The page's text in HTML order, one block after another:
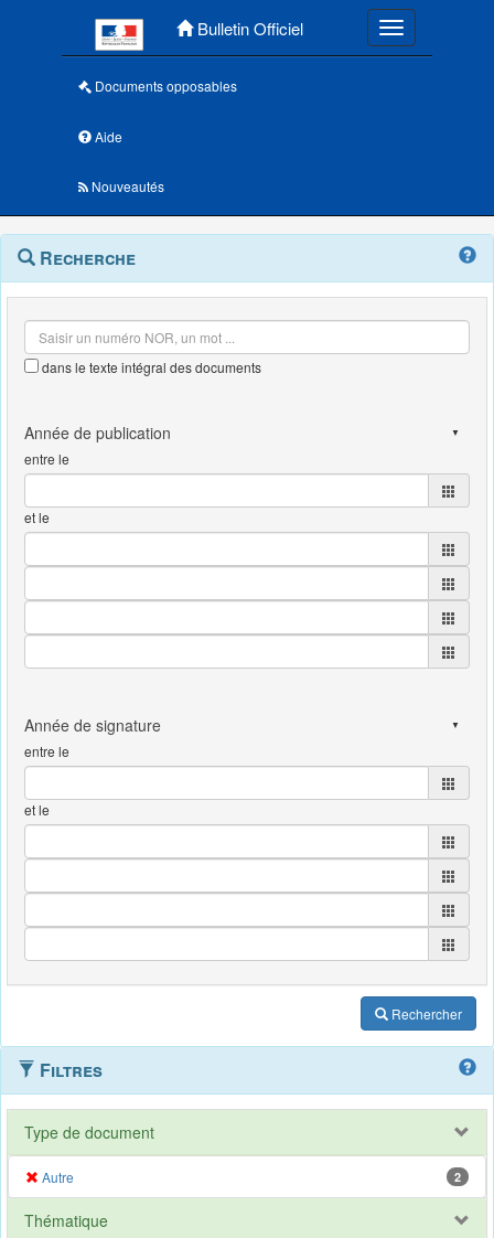
Bulletin Officiel Toggle
Documents opposables
Aide
Nouveautés
Navigation
outils
Menu
contextuel
Recherche
dans le texte intégral des documents
entre le
et le
entre le
et le
Rechercher
Filtres
Type de document
Autre 2
Thématique